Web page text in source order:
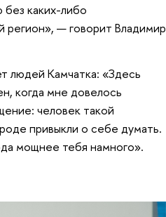
без каких-либо
регион», — говорит Владимир
людей Камчатка: «Здесь
когда мне довелось
человек такой
привыкли о себе думать.
мощнее тебя намного».